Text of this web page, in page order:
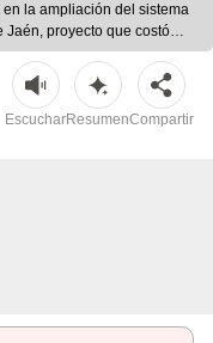
la ampliación del sistema
proyecto que costó
EscucharResumenCompartir